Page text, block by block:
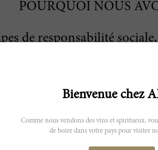
POURQUOI NOUS
de responsabilité
toutes nos décisions
en termes sociaux,
durabilité
Bienvenue chez
Comme nous vendons des vins et spiritueux,
de boire dans votre pays pour visiter